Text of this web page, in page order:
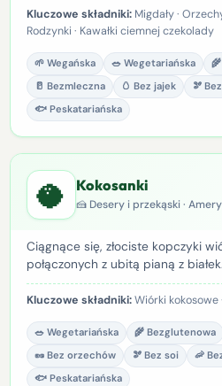
Kluczowe składniki:Migdały ·
Rodzynki · Kawałki ciemnej czekolady
🌱 Wegańska 🥗 Wegetariańska
🥛 Bezmleczna
🥚 Bez jajek 🫘
🐟 Peskatariańska
🥥 Kokosanki
🍰 Desery i przekąski ·
Ciągnące się, złociste kopczyki
połączonych z ubitą pianą z białek.
Kluczowe składniki:Wiórki kokosowe
🥗 Wegetariańska 🌾 Bezglutenowa
🥜 Bez orzechów
🫘 Bez soi
🦐
🐟 Peskatariańska